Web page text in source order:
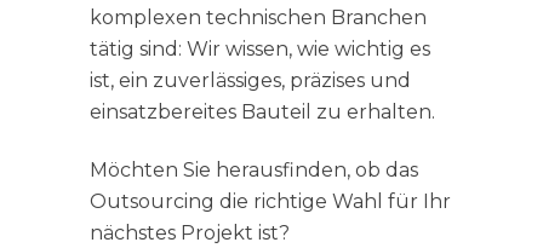
komplexen technischen Branchen
tätig sind: Wir wissen, wie wichtig es
ist, ein zuverlässiges, präzises und
einsatzbereites Bauteil zu erhalten.
Möchten Sie herausfinden, ob das
Outsourcing die richtige Wahl für Ihr
nächstes Projekt ist?